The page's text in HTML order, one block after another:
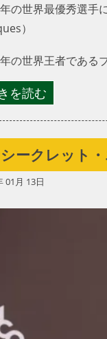
の世界最優秀選手
）
の世界王者である
を読む
シークレット
01月 13日